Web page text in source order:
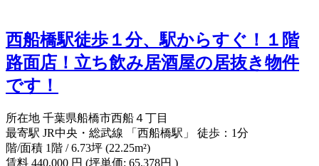
西船橋駅徒歩１分、駅からすぐ！１階
路面店！立ち飲み居酒屋の居抜き物件
です！
所在地 千葉県船橋市西船４丁目
最寄駅 JR中央・総武線 「西船橋駅」 徒歩：1分
階/面積 1階 / 6.73坪 (22.25m²)
賃料 440,000 円 (坪単価: 65,378円 )